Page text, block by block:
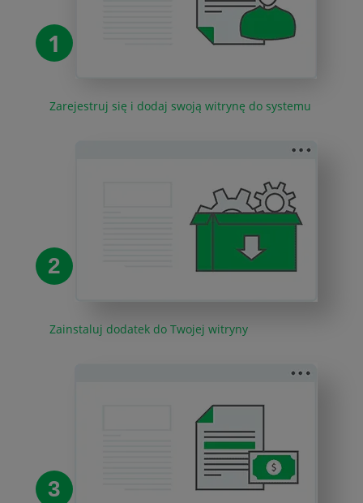
1
Zarejestruj się i dodaj swoją witrynę do systemu
2
Zainstaluj dodatek do Twojej witryny
3